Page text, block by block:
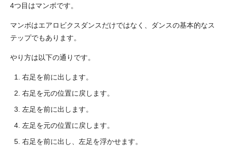
4つ目はマンボです。
マンボはエアロビクスダンスだけではなく、ダンスの基本的なス
テップでもあります。
やり方は以下の通りです。
右足を前に出します。
右足を元の位置に戻します。
左足を前に出します。
左足を元の位置に戻します。
右足を前に出し、左足を浮かせます。